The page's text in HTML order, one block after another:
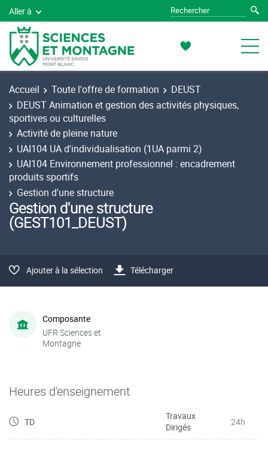
Aller à
Accueil Toute l'offre de formation
DEUST
DEUST Animation et gestion des activités physiques,
sportives ou culturelles
Activité de pleine nature
UAI104 UA d'individualisation (1UA parmi 2)
UAI104 Environnement professionnel : encadrement
produits sportifs
Gestion d'une structure
Gestion d'une structure
(GEST101_DEUST)
Ajouter à la sélection Télécharger
Composante
UFR Sciences et
Montagne
Heures d'enseignement
TD
Travaux
Dirigés
24h